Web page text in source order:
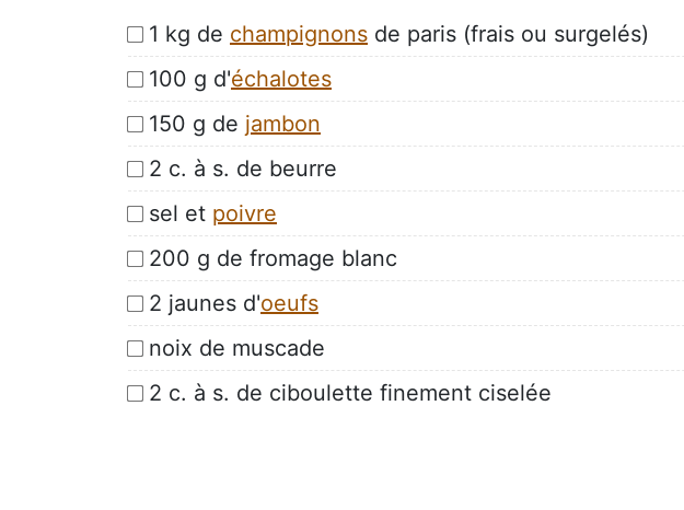
1 kg de champignons de paris (frais ou surgelés)
100 g d'échalotes
150 g de jambon
2 c. à s. de beurre
sel et poivre
200 g de fromage blanc
2 jaunes d'oeufs
noix de muscade
2 c. à s. de ciboulette finement ciselée